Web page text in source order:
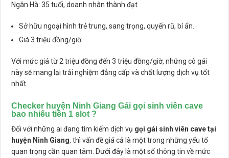
Ngân Hà: 35 tuổi, doanh nhân thành đạt
Sở hữu ngoại hình trẻ trung, sang trọng, quyến rũ, bí ẩn.
Giá 3 triệu đồng/giờ.
Với mức giá từ 2 triệu đồng đến 3 triệu đồng/giờ, những cô gái
này sẽ mang lại trải nghiệm đẳng cấp và chất lượng dịch vụ tốt
nhất.
Checker huyện Ninh Giang Gái gọi sinh viên cave
bao nhiêu tiền 1 slot ?
Đối với những ai đang tìm kiếm dịch vụ gọi gái sinh viên cave tại
huyện Ninh Giang, thì vấn đề giá cả là một trong những yếu tố
quan trọng cần quan tâm. Dưới đây là một số thông tin về mức